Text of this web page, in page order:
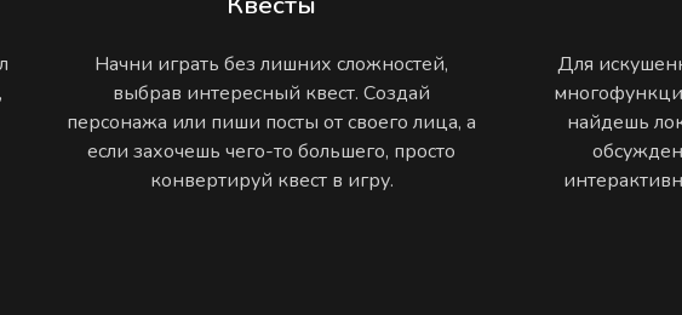
Начни играть без лишних сложностей,
выбрав интересный квест. Создай
персонажа или пиши посты от своего лица, а
если захочешь чего-то большего, просто
конвертируй квест в игру.
Для
найдешь